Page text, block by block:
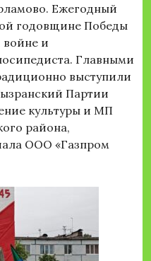
Ежегодный
годовщине Победы
войне и
Главными
выступили
Партии
культуры и МП
района,
ООО «Газпром